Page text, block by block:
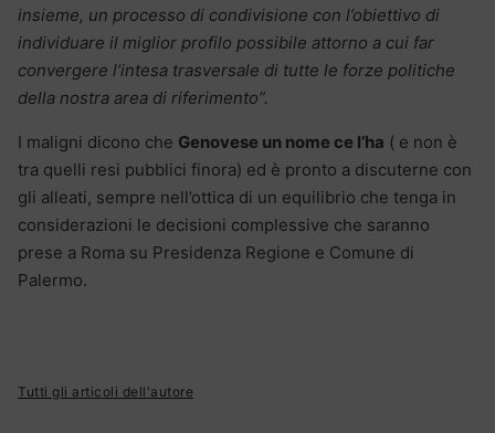
insieme, un processo di condivisione con l’obiettivo di
individuare il miglior profilo possibile attorno a cui far
convergere l’intesa trasversale di tutte le forze politiche
della nostra area di riferimento”.
I maligni dicono che Genovese un nome ce l’ha ( e non è
tra quelli resi pubblici finora) ed è pronto a discuterne con
gli alleati, sempre nell’ottica di un equilibrio che tenga in
considerazioni le decisioni complessive che saranno
prese a Roma su Presidenza Regione e Comune di
Palermo.
Tutti gli articoli dell'autore